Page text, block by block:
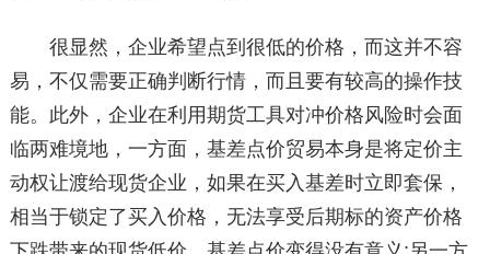
很显然，企业希望点到很低的价格，而这并不容
易，不仅需要正确判断行情，而且要有较高的操作技
能。此外，企业在利用期货工具对冲价格风险时会面
临两难境地，一方面，基差点价贸易本身是将定价主
动权让渡给现货企业，如果在买入基差时立即套保，
相当于锁定了买入价格，无法享受后期标的资产价格